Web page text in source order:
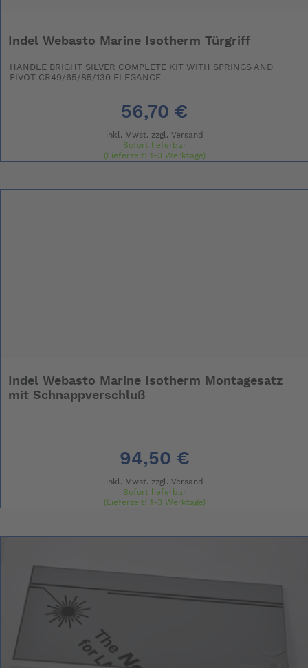
Indel Webasto Marine Isotherm Türgriff
HANDLE BRIGHT SILVER COMPLETE KIT WITH SPRINGS AND
PIVOT CR49/65/85/130 ELEGANCE
56,70 €
inkl. Mwst. zzgl. Versand
Sofort lieferbar
(Lieferzeit: 1-3 Werktage)
Indel Webasto Marine Isotherm Montagesatz
mit Schnappverschluß
94,50 €
inkl. Mwst. zzgl. Versand
Sofort lieferbar
(Lieferzeit: 1-3 Werktage)